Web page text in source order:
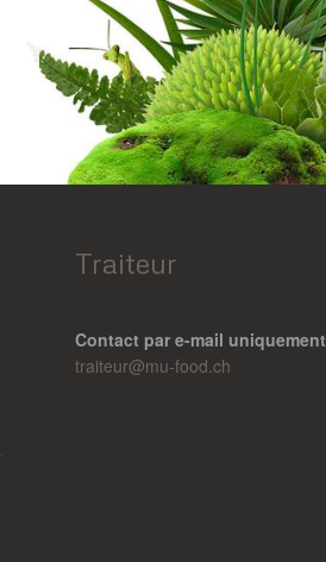
Traiteur
Contact par e-mail uniquement
traiteur@mu-food.ch